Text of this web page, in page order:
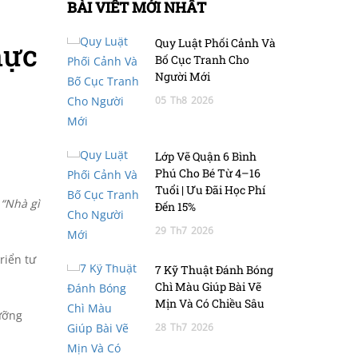
gì
tư
BÀI VIẾT MỚI NHẤT
Quy Luật Phối Cảnh Và
Bố Cục Tranh Cho
Người Mới
05 Th8 2026
Lớp Vẽ Quận 6 Bình
Phú Cho Bé Từ 4–16
Tuổi | Ưu Đãi Học Phí
Đến 15%
29 Th7 2026
7 Kỹ Thuật Đánh Bóng
Chì Màu Giúp Bài Vẽ
Mịn Và Có Chiều Sâu
28 Th7 2026